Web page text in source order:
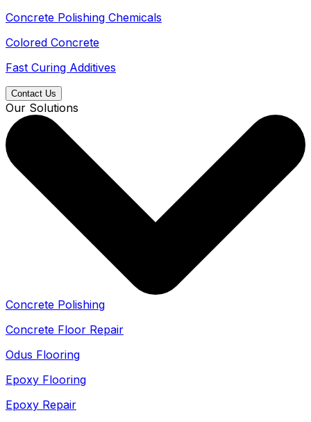
Concrete Polishing Chemicals
Colored Concrete
Fast Curing Additives
Contact Us
Our Solutions
Concrete Polishing
Concrete Floor Repair
Odus Flooring
Epoxy Flooring
Epoxy Repair